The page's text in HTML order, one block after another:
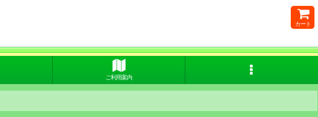
カート
ご利用案内